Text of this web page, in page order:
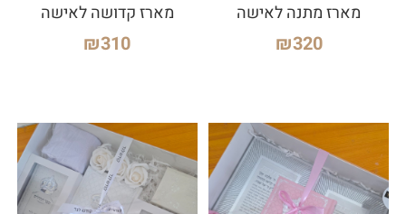
מארז מתנה לאישה
₪320
מארז קדושה לאישה
₪310